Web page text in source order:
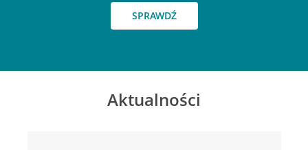
SPRAWDŹ
Aktualności